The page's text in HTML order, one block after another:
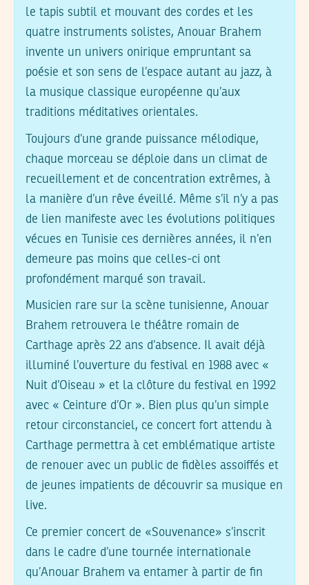
le tapis subtil et mouvant des cordes et les
quatre instruments solistes, Anouar Brahem
invente un univers onirique empruntant sa
poésie et son sens de l’espace autant au jazz, à
la musique classique européenne qu’aux
traditions méditatives orientales.
Toujours d’une grande puissance mélodique,
chaque morceau se déploie dans un climat de
recueillement et de concentration extrêmes, à
la manière d’un rêve éveillé. Même s’il n’y a pas
de lien manifeste avec les évolutions politiques
vécues en Tunisie ces dernières années, il n’en
demeure pas moins que celles-ci ont
profondément marqué son travail.
Musicien rare sur la scène tunisienne, Anouar
Brahem retrouvera le théâtre romain de
Carthage après 22 ans d’absence. Il avait déjà
illuminé l’ouverture du festival en 1988 avec «
Nuit d’Oiseau » et la clôture du festival en 1992
avec « Ceinture d’Or ». Bien plus qu’un simple
retour circonstanciel, ce concert fort attendu à
Carthage permettra à cet emblématique artiste
de renouer avec un public de fidèles assoiffés et
de jeunes impatients de découvrir sa musique en
live.
Ce premier concert de «Souvenance» s’inscrit
dans le cadre d’une tournée internationale
qu’Anouar Brahem va entamer à partir de fin